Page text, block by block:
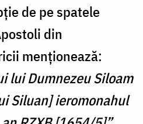
de pe spatele
din
menționează:
lui Dumnezeu Siloam
Siluan] ieromonahul